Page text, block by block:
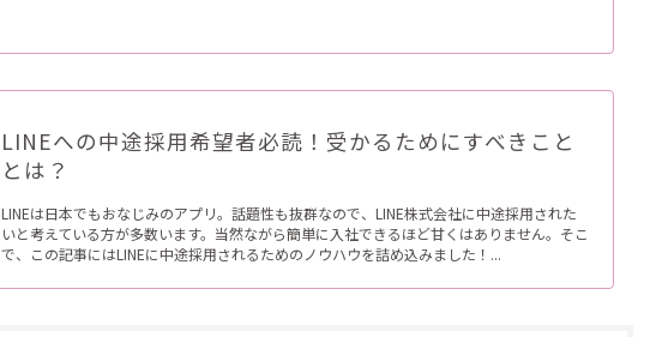
LINEへの中途採用希望者必読！受かるためにすべきこと
とは？
LINEは日本でもおなじみのアプリ。話題性も抜群なので、LINE株式会社に中途採用された
いと考えている方が多数います。当然ながら簡単に入社できるほど甘くはありません。そこ
で、この記事にはLINEに中途採用されるためのノウハウを詰め込みました！...